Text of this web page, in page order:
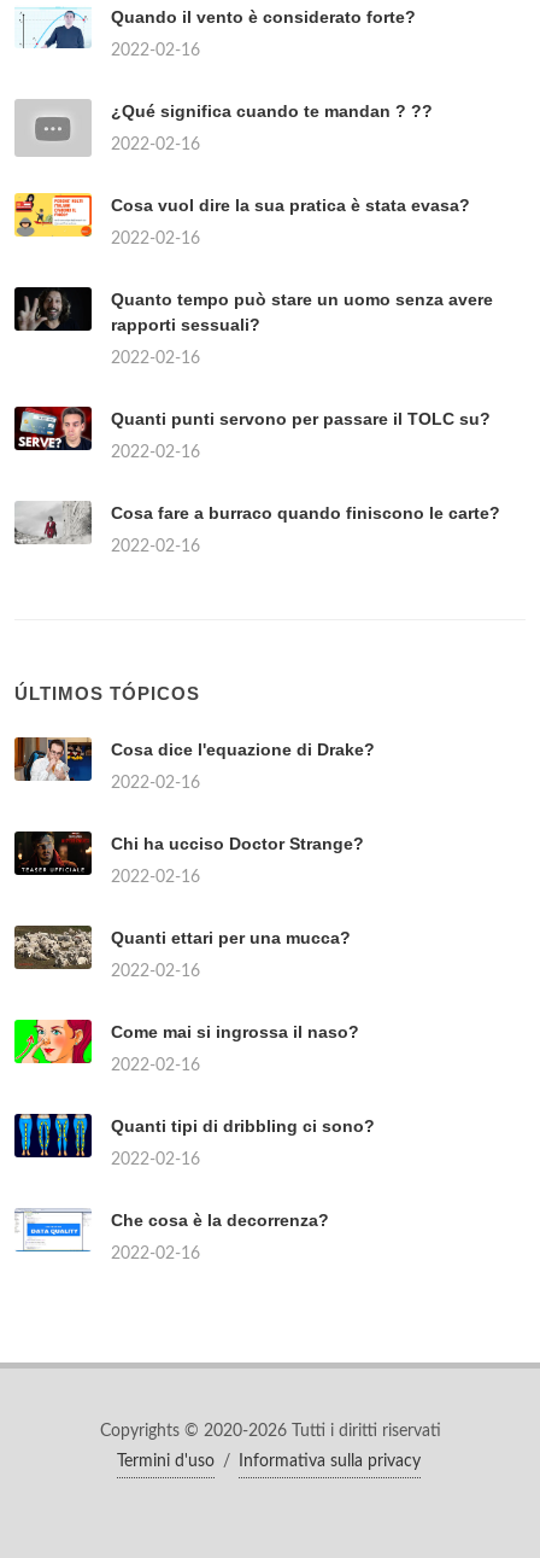
Quando il vento è considerato forte?
2022-02-16
¿Qué significa cuando te mandan ? ??
2022-02-16
Cosa vuol dire la sua pratica è stata evasa?
2022-02-16
Quanto tempo può stare un uomo senza avere
rapporti sessuali?
2022-02-16
Quanti punti servono per passare il TOLC su?
2022-02-16
Cosa fare a burraco quando finiscono le carte?
2022-02-16
ÚLTIMOS TÓPICOS
Cosa dice l'equazione di Drake?
2022-02-16
Chi ha ucciso Doctor Strange?
2022-02-16
Quanti ettari per una mucca?
2022-02-16
Come mai si ingrossa il naso?
2022-02-16
Quanti tipi di dribbling ci sono?
2022-02-16
Che cosa è la decorrenza?
2022-02-16
Copyrights © 2020-2026 Tutti i diritti riservati
Termini d'uso
/ Informativa sulla privacy